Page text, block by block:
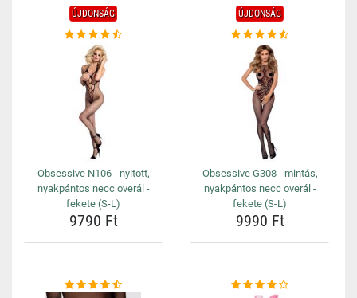
ÚJDONSÁG
Obsessive N106 - nyitott,
nyakpántos necc overál -
fekete (S-L)
9790 Ft
ÚJDONSÁG
Obsessive G308 - mintás,
nyakpántos necc overál -
fekete (S-L)
9990 Ft